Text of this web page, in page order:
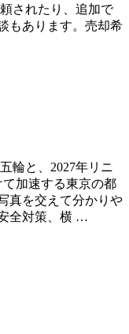
されたり、追加で
もあります。売却希
輪と、2027年リニ
加速する東京の都
真を交えて分かりや
全対策、横 …